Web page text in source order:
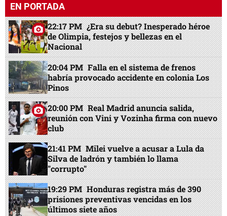
EN PORTADA
22:17 PM ¿Era su debut? Inesperado héroe
de Olimpia, festejos y bellezas en el
Nacional
20:04 PM Falla en el sistema de frenos
habría provocado accidente en colonia Los
Pinos
20:00 PM Real Madrid anuncia salida,
reunión con Vini y Vozinha firma con nuevo
club
21:41 PM Milei vuelve a acusar a Lula da
Silva de ladrón y también lo llama
"corrupto"
19:29 PM Honduras registra más de 390
prisiones preventivas vencidas en los
últimos siete años